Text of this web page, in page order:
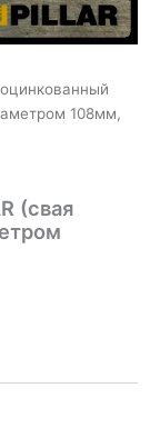
108мм,
(свая